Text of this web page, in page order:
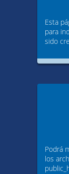
Esta
para
sido
Podrá
los